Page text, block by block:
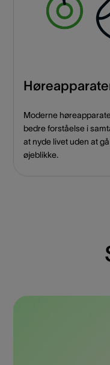
Moderne
bedre forståelse i
at nyde livet uden at
øjeblikke.